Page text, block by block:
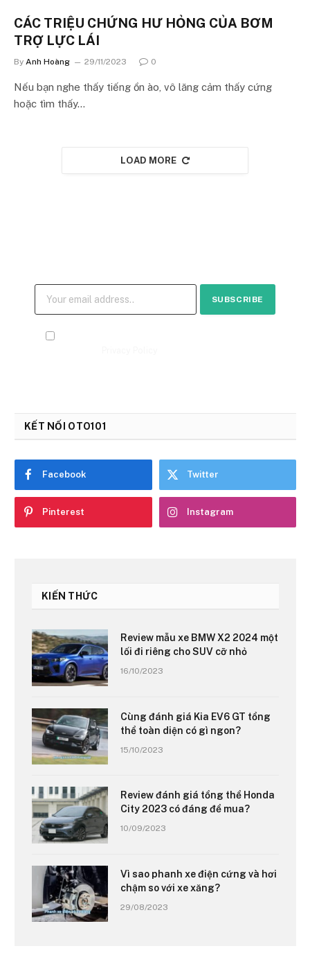
CÁC TRIỆU CHỨNG HƯ HỎNG CỦA BƠM
TRỢ LỰC LÁI
By Anh Hoàng 29/11/2023 0
Nếu bạn nghe thấy tiếng ồn ào, vô lăng cảm thấy cứng
hoặc tìm thấy…
LOAD MORE
KẾT NỐI OTO101
Facebook Twitter
Pinterest Instagram
KIẾN THỨC
Review mẫu xe BMW X2 2024 một
lối đi riêng cho SUV cỡ nhỏ
16/10/2023
Cùng đánh giá Kia EV6 GT tổng
thể toàn diện có gì ngon?
15/10/2023
Review đánh giá tổng thể Honda
City 2023 có đáng để mua?
10/09/2023
Vì sao phanh xe điện cứng và hơi
chậm so với xe xăng?
29/08/2023